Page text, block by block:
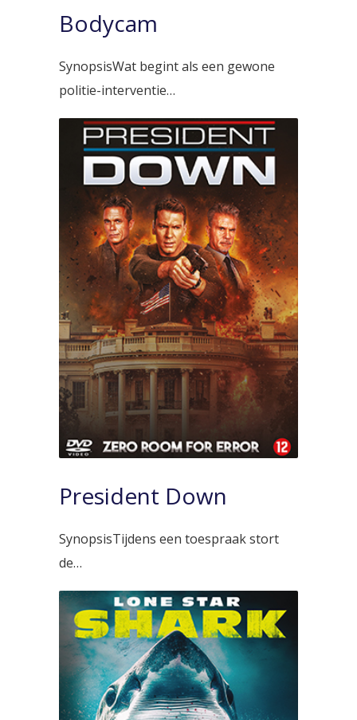
Bodycam
SynopsisWat begint als een gewone
politie-interventie…
President Down
SynopsisTijdens een toespraak stort
de…